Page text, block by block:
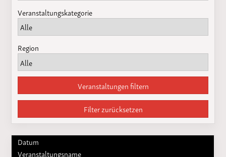
Veranstaltungskategorie
Region
Veranstaltungen filtern
Filter zurücksetzen
Datum
Veranstaltungsname